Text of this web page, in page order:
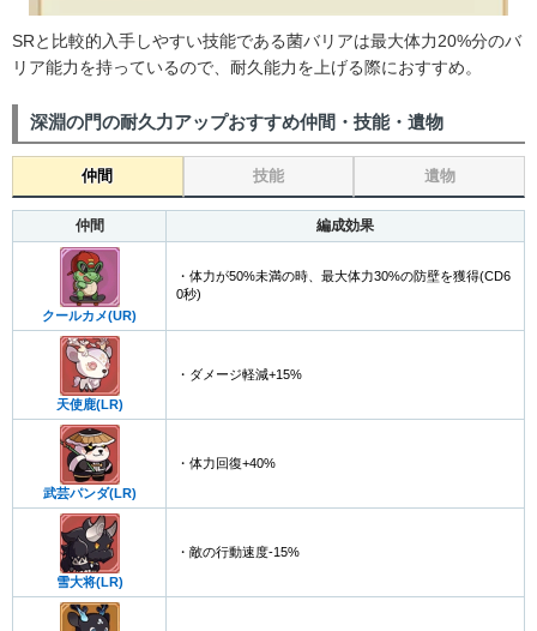
SRと比較的入手しやすい技能である菌バリアは最大体力20%分のバ
リア能力を持っているので、耐久能力を上げる際におすすめ。
深淵の門の耐久力アップおすすめ仲間・技能・遺物
仲間 技能 遺物
仲間 編成効果
クールカメ(UR)
・体力が50%未満の時、最大体力30%の防壁を獲得(CD6
0秒)
天使鹿(LR)
・ダメージ軽減+15%
武芸パンダ(LR)
・体力回復+40%
雪大将(LR)
・敵の行動速度-15%